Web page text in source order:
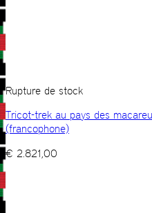
Rupture de stock
Tricot-trek au pays des
(francophone)
€ 2.821,00